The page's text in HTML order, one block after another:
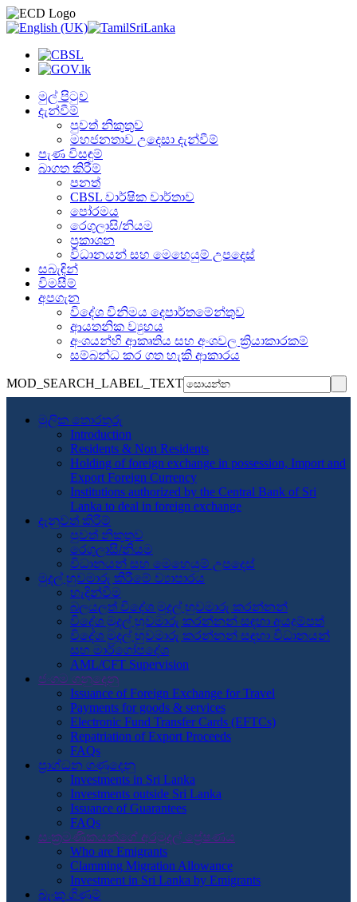
මුල් පිටුව
දැන්වීම්
පුවත් නිකුතුව
මහජනතාව උදෙසා දැන්වීම්
පැණ විසඳුම්
බාගත කිරීම්
පනත්
CBSL වාර්ෂික වාර්තාව
පෝරමය
රෙගුලාසි/නියම
ප්‍රකාශන
විධානයන් සහ මෙහෙයුම් උපදෙස්
සබැඳින්
විමසීම්
අපගැන
විදේශ විනිමය දෙපාර්තමේන්තුව
ආයතනික ව්‍යුහය
අංශයන්හි ආකෘතිය සහ අංශවල ක්‍රියාකාරකම්
සම්බන්ධ කර ගත හැකි ආකාරය
MOD_SEARCH_LABEL_TEXT
මූලික තොරතුරු
Introduction
Residents & Non Residents
Holding of foreign exchange in possession, Import and
Export Foreign Currency
Institutions authorized by the Central Bank of Sri
Lanka to deal in foreign exchange
දැනුවත් කිරීම්
පුවත් නිකුතුව
රෙගුලාසි/නියම
විධානයන් සහ මෙහෙයුම් උපදෙස්
මුදල් හුවමාරු කිරීමේ ව්‍යාපාරය
හැදින්වීම
බලයලත් විදේශ මුදල් හුවමාරු කරන්නන්
විදේශ මුදල් හුවමාරු කරන්නන් සඳහා අයදුම්පත්
විදේශ මුදල් හුවමාරු කරන්නන් සඳහා විධානයන්
සහ මාර්ගෝපදේශ
AML/CFT Supervision
ජංගම ගනුදෙනු
Issuance of Foreign Exchange for Travel
Payments for goods & services
Electronic Fund Transfer Cards (EFTCs)
Repatriation of Export Proceeds
FAQs
ප්‍රාග්ධන ගණුදෙනු
Investments in Sri Lanka
Investments outside Sri Lanka
Issuance of Guarantees
FAQs
සංක්‍රමණිකයන්ගේ අරමුදල් ප්‍රේෂණය
Who are Emigrants
Clamming Migration Allowance
Investment in Sri Lanka by Emigrants
බැංකු ගිණුම්